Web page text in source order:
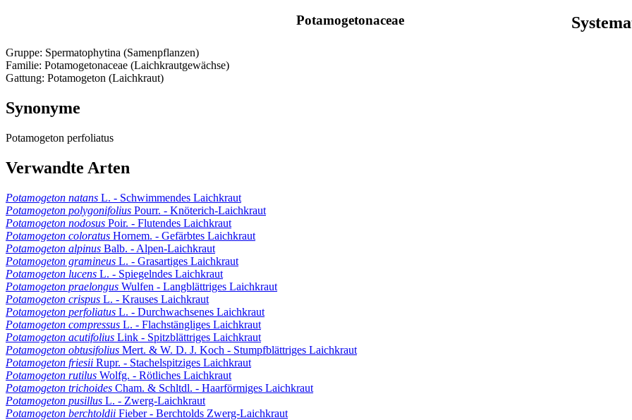
Potamogetonaceae
Gruppe: Spermatophytina (Samenpflanzen)
Familie: Potamogetonaceae (Laichkrautgewächse)
Gattung: Potamogeton (Laichkraut)
Synonyme
Potamogeton perfoliatus
Verwandte Arten
Potamogeton natans L. - Schwimmendes Laichkraut
Potamogeton polygonifolius Pourr. - Knöterich-Laichkraut
Potamogeton nodosus Poir. - Flutendes Laichkraut
Potamogeton coloratus Hornem. - Gefärbtes Laichkraut
Potamogeton alpinus Balb. - Alpen-Laichkraut
Potamogeton gramineus L. - Grasartiges Laichkraut
Potamogeton lucens L. - Spiegelndes Laichkraut
Potamogeton praelongus Wulfen - Langblättriges Laichkraut
Potamogeton crispus L. - Krauses Laichkraut
Potamogeton perfoliatus L. - Durchwachsenes Laichkraut
Potamogeton compressus L. - Flachstängliges Laichkraut
Potamogeton acutifolius Link - Spitzblättriges Laichkraut
Potamogeton obtusifolius Mert. & W. D. J. Koch - Stumpfblättriges Laichkraut
Potamogeton friesii Rupr. - Stachelspitziges Laichkraut
Potamogeton rutilus Wolfg. - Rötliches Laichkraut
Potamogeton trichoides Cham. & Schltdl. - Haarförmiges Laichkraut
Potamogeton pusillus L. - Zwerg-Laichkraut
Potamogeton berchtoldii Fieber - Berchtolds Zwerg-Laichkraut